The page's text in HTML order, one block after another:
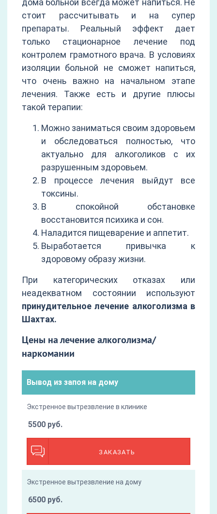
дома больной всегда может напиться. Не
стоит рассчитывать и на супер
препараты. Реальный эффект дает
только стационарное лечение под
контролем грамотного врача. В условиях
изоляции больной не сможет напиться,
что очень важно на начальном этапе
лечения. Также есть и другие плюсы
такой терапии:
Можно заниматься своим здоровьем
и обследоваться полностью, что
актуально для алкоголиков с их
разрушенным здоровьем.
В процессе лечения выйдут все
токсины.
В спокойной обстановке
восстановится психика и сон.
Наладится пищеварение и аппетит.
Выработается привычка к
здоровому образу жизни.
При категорических отказах или
неадекватном состоянии используют
принудительное лечение алкоголизма в
Шахтах.
Цены на лечение алкоголизма/
наркомании
Вывод из запоя на дому
Экстренное вытрезвление в клинике
ЗАКАЗАТЬ
5500 руб.
Экстренное вытрезвление на дому
6500 руб.